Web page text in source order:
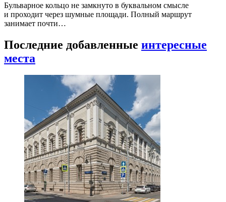
Бульварное кольцо не замкнуто в буквальном смысле
и проходит через шумные площади. Полный маршрут
занимает почти…
Последние добавленные интересные
места